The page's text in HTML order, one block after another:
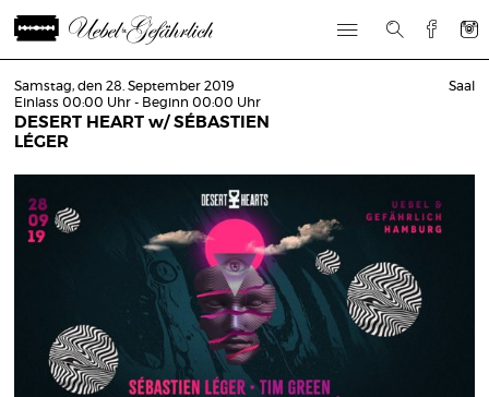
Samstag, den 28. September 2019
Einlass 00:00 Uhr - Beginn 00:00 Uhr
DESERT HEART w/ SÉBASTIEN
LÉGER
Saal